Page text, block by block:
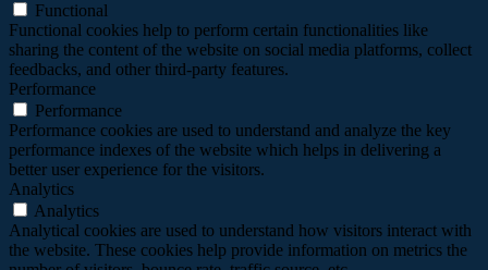
Functional
Functional cookies help to perform certain functionalities like
sharing the content of the website on social media platforms, collect
feedbacks, and other third-party features.
Performance
Performance
Performance cookies are used to understand and analyze the key
performance indexes of the website which helps in delivering a
better user experience for the visitors.
Analytics
Analytics
Analytical cookies are used to understand how visitors interact with
the website. These cookies help provide information on metrics the